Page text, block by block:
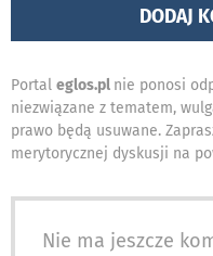
DODAJ
Portal eglos.pl nie ponosi
niezwiązane z tematem,
prawo będą usuwane.
merytorycznej dyskusji na
Nie ma jeszcze